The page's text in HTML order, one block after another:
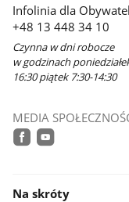
Infolinia dla
+48 13 448 34 10
Czynna w dni robocze
w godzinach
16:30 piątek 7:30-14:30
MEDIA
Na skróty